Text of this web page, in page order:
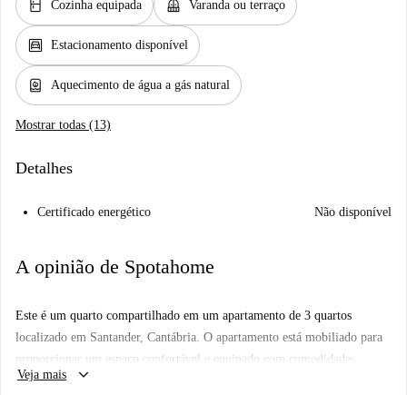
kitchen Cozinha equipada balcony Varanda ou terraço
garage Estacionamento disponível
water_heater Aquecimento de água a gás natural
Mostrar todas (13)
Detalhes
Certificado energético Não disponível
A opinião de Spotahome
Este é um quarto compartilhado em um apartamento de 3 quartos
localizado em Santander, Cantábria. O apartamento está mobiliado para
proporcionar um espaço confortável e equipado com comodidades
essenciais, incluindo aquecimento a gás natural com manutenção em dia,
Veja mais keyboard_arrow_down